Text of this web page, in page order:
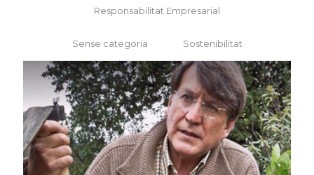
Responsabilitat Empresarial
Sense categoria Sostenibilitat